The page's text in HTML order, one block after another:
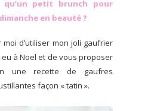
qu’un petit brunch pour
en beauté ?
d’utiliser mon joli gaufrier
eu à Noel et de vous proposer
une recette de gaufres
façon « tatin ».